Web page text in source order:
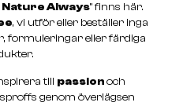
Nature Always” finns här.
, vi utför eller beställer inga
formuleringar eller färdiga
till passionoch
genom överlägsen